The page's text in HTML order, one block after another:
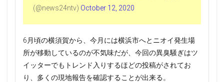
(@news24ntv) October 12, 2020
6月頃の横須賀から、今月には横浜市へとニオイ発生場
所が移動しているのが不気味だが、今回の異臭騒ぎはツ
イッターでもトレンド入りするほどの投稿がされてお
り、多くの現地報告を確認することが出来る。